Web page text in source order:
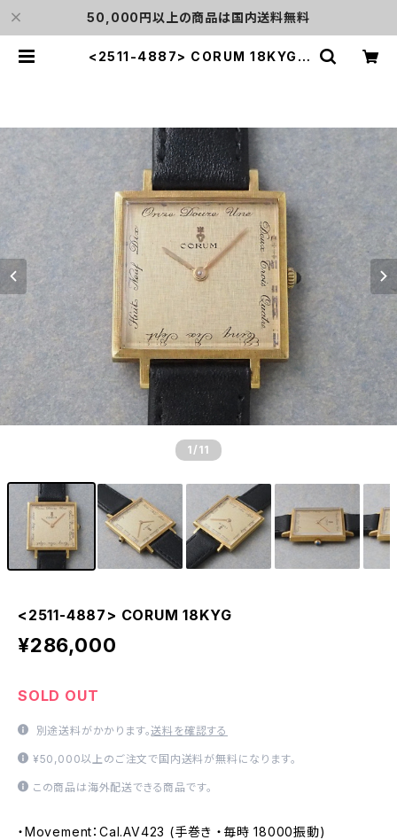
50,000円以上の商品は国内送料無料
<2511-4887> CORUM 18KYG |
1 /11
<2511-4887> CORUM 18KYG
¥286,000
SOLD OUT
別途送料がかかります。送料を確認する
¥50,000以上のご注文で国内送料が無料になります。
この商品は海外配送できる商品です。
・Movement：Cal.AV423 (手巻き ・毎時 18000振動)